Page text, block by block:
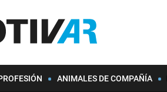
ANIMALES DE COMPAÑÍA